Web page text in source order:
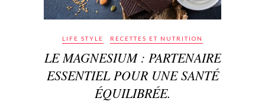
LIFE STYLE RECETTES ET NUTRITION
LE MAGNESIUM : PARTENAIRE
ESSENTIEL POUR UNE SANTÉ
ÉQUILIBRÉE.